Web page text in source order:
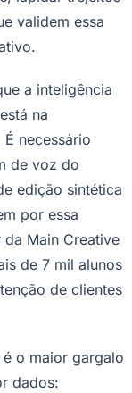
validem essa
a inteligência
na
necessário
de voz do
edição sintética
por essa
Main Creative
de 7 mil alunos
de clientes
o maior gargalo
dados: